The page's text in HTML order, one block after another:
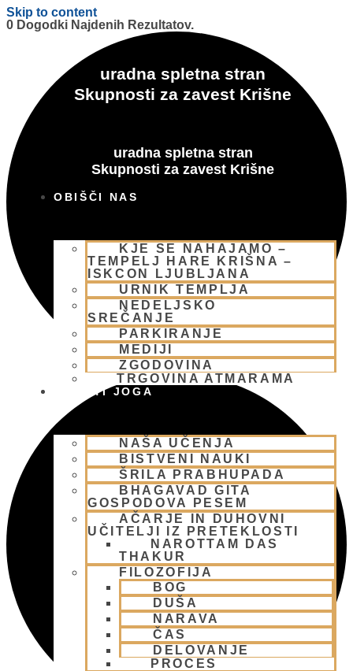
Skip to content
uradna spletna stran
Skupnosti za zavest Krišne
uradna spletna stran
Skupnosti za zavest Krišne
OBIŠČI NAS
KJE SE NAHAJAMO –
TEMPELJ HARE KRIŠNA –
ISKCON LJUBLJANA
URNIK TEMPLJA
NEDELJSKO
SREČANJE
PARKIRANJE
MEDIJI
ZGODOVINA
TRGOVINA ATMARAMA
BHAKTI JOGA
NAŠA UČENJA
BISTVENI NAUKI
ŠRILA PRABHUPADA
BHAGAVAD GITA
GOSPODOVA PESEM
AČARJE IN DUHOVNI
UČITELJI IZ PRETEKLOSTI
NAROTTAM DAS
THAKUR
FILOZOFIJA
BOG
DUŠA
NARAVA
ČAS
DELOVANJE
PROCES
0 Dogodki Najdenih Rezultatov.